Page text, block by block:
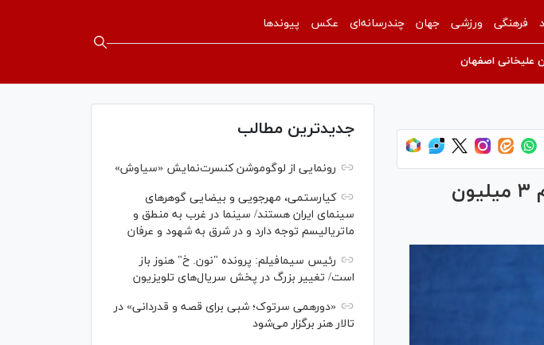
فرهنگی ورزشی جهان چندرسانه‌ای عکس پیوندها
علیخانی اصفهان
پویش «جان ایران» به یک موج ملی تبدیل شد؛ ثبت‌نام ۳ میلیون
جدیدترین مطالب
رونمایی از لوگوموشن کنسرت‌نمایش «سیاوش»
کیارستمی، مهرجویی و بیضایی گوهر‌های
سینمای ایران هستند/ سینما در غرب به منطق و
ماتریالیسم توجه دارد و در شرق به شهود و عرفان
رئیس سیمافیلم: پرونده "نون. خ" هنوز باز
است/ تغییر بزرگ در پخش سریال‌های تلویزیون
«دورهمی سرتوک؛ شبی برای قصه و قدردانی» در
تالار هنر برگزار می‌شود